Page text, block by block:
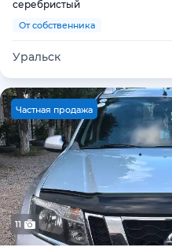
серебристый
От собственника
Уральск
Частная продажа
11